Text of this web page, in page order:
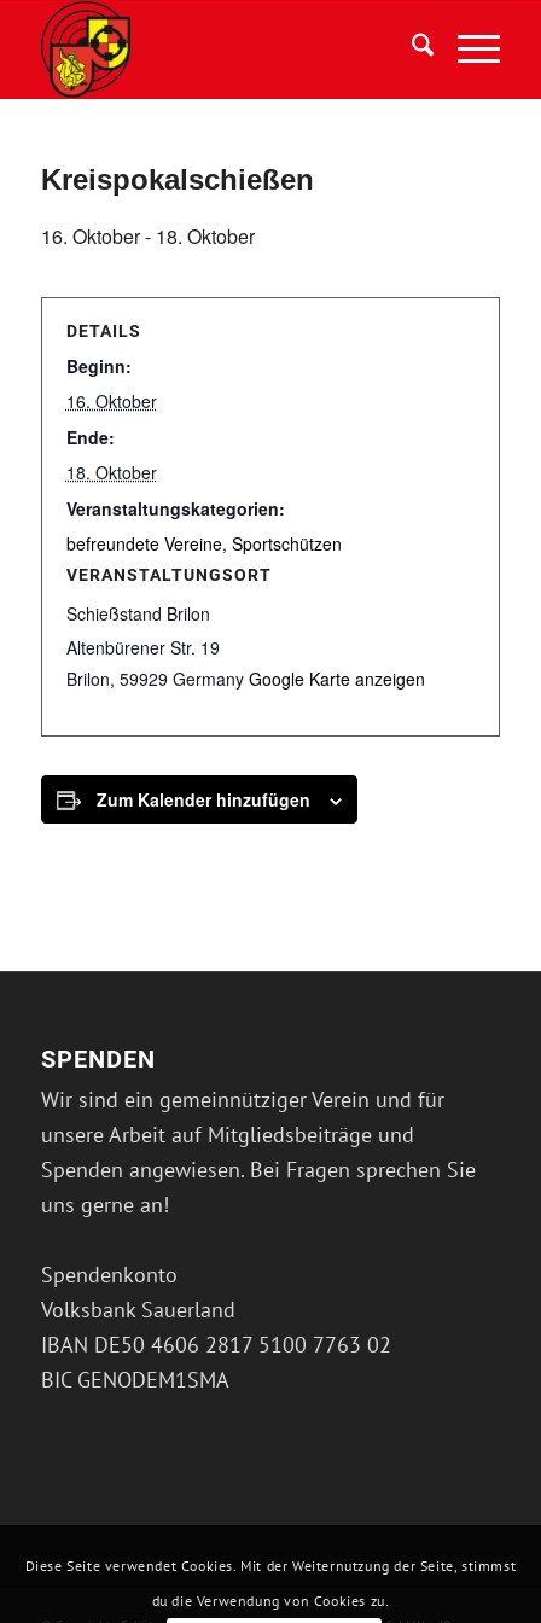
Kreispokalschießen
16. Oktober- 18. Oktober
DETAILS
Beginn:
16. Oktober
Ende:
18. Oktober
Veranstaltungskategorien:
befreundete Vereine, Sportschützen
VERANSTALTUNGSORT
Schießstand Brilon
Altenbürener Str. 19
Brilon, 59929 Germany Google Karte anzeigen
Zum Kalender hinzufügen
SPENDEN
Wir sind ein gemeinnütziger Verein und für
unsere Arbeit auf Mitgliedsbeiträge und
Spenden angewiesen. Bei Fragen sprechen Sie
uns gerne an!
Spendenkonto
Volksbank Sauerland
IBAN DE50 4606 2817 5100 7763 02
BIC GENODEM1SMA
Diese Seite verwendet Cookies. Mit der Weiternutzung der Seite, stimmst
du die Verwendung von Cookies zu.